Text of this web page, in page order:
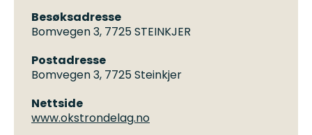
Besøksadresse
Bomvegen 3, 7725 STEINKJER
Postadresse
Bomvegen 3, 7725 Steinkjer
Nettside
www.okstrondelag.no